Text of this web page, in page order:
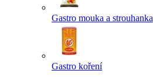
Gastro mouka a strouhanka
Gastro koření